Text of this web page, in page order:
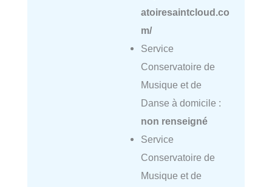
atoiresaintcloud.co
m/
Service
Conservatoire de
Musique et de
Danse à domicile :
non renseigné
Service
Conservatoire de
Musique et de